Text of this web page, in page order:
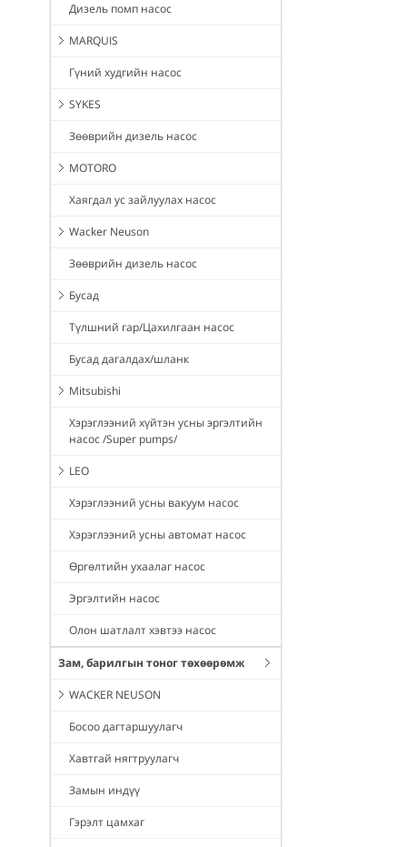
Дизель помп насос
MARQUIS
Гүний худгийн насос
SYKES
Зөөврийн дизель насос
MOTORO
Хаягдал ус зайлуулах насос
Wacker Neuson
Зөөврийн дизель насос
Бусад
Түлшний гар/Цахилгаан насос
Бусад дагалдах/шланк
Mitsubishi
Хэрэглээний хүйтэн усны эргэлтийн
насос /Super pumps/
LEO
Хэрэглээний усны вакуум насос
Хэрэглээний усны автомат насос
Өргөлтийн ухаалаг насос
Эргэлтийн насос
Олон шатлалт хэвтээ насос
Зам, барилгын тоног төхөөрөмж
WACKER NEUSON
Босоо дагтаршуулагч
Хавтгай нягтруулагч
Замын индүү
Гэрэлт цамхаг